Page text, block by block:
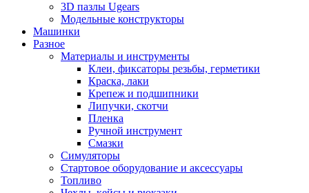
3D пазлы Ugears
Модельные конструкторы
Машинки
Разное
Материалы и инструменты
Клеи, фиксаторы резьбы, герметики
Краска, лаки
Крепеж и подшипники
Липучки, скотчи
Пленка
Ручной инструмент
Смазки
Симуляторы
Стартовое оборудование и аксессуары
Топливо